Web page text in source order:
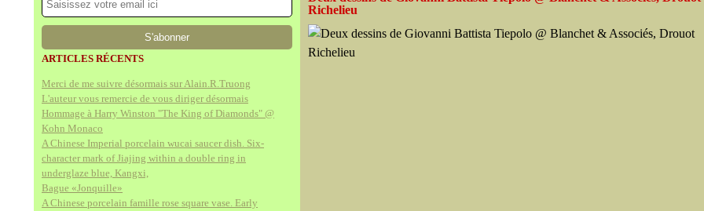
ARTICLES RÉCENTS
Merci de me suivre désormais sur Alain.R.Truong
L'auteur vous remercie de vous diriger désormais
Hommage à Harry Winston "The King of Diamonds" @
Kohn Monaco
A Chinese Imperial porcelain wucai saucer dish. Six-
character mark of Jiajing within a double ring in
underglaze blue, Kangxi,
Bague «Jonquille»
A Chinese porcelain famille rose square vase. Early
Richelieu